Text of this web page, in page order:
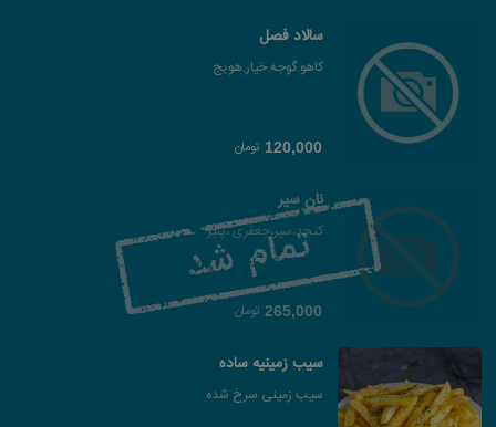
سالاد فصل
کاهو.گوجه.خیار.هویج
120,000 تومان
نان سیر
کنجد،سیر،جعفری ،پنیر
265,000 تومان
سیب زمینیه ساده
سیب زمینی سرخ شده